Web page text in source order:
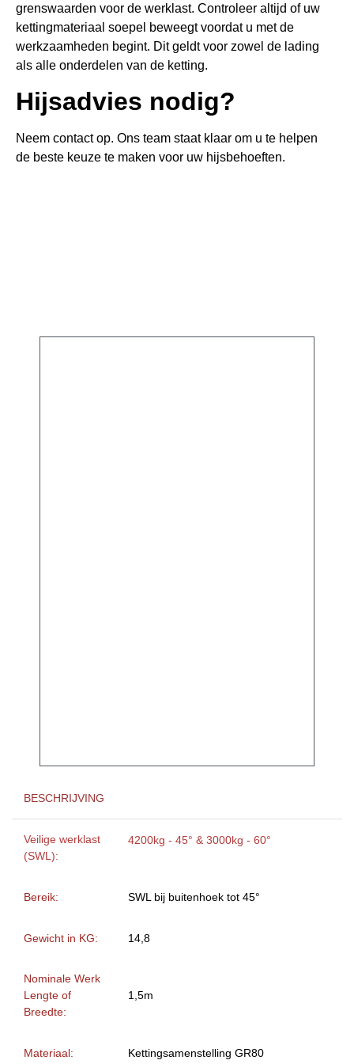
grenswaarden voor de werklast. Controleer altijd of uw
kettingmateriaal soepel beweegt voordat u met de
werkzaamheden begint. Dit geldt voor zowel de lading
als alle onderdelen van de ketting.
Hijsadvies nodig?
Neem contact op. Ons team staat klaar om u te helpen
de beste keuze te maken voor uw hijsbehoeften.
BESCHRIJVING
Veilige werklast
(SWL):
4200kg - 45° & 3000kg - 60°
Bereik: SWL bij buitenhoek tot 45°
Gewicht in KG: 14,8
Nominale Werk
Lengte of
Breedte:
1,5m
Materiaal: Kettingsamenstelling GR80